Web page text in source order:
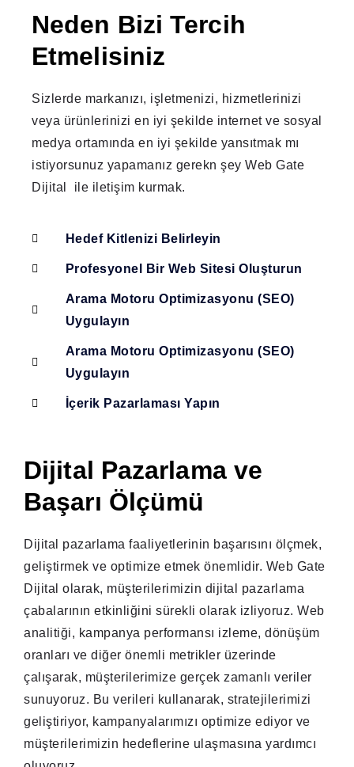
Neden Bizi Tercih
Etmelisiniz
Sizlerde markanızı, işletmenizi, hizmetlerinizi
veya ürünlerinizi en iyi şekilde internet ve sosyal
medya ortamında en iyi şekilde yansıtmak mı
istiyorsunuz yapamanız gerekn şey Web Gate
Dijital ile iletişim kurmak.
Hedef Kitlenizi Belirleyin
Profesyonel Bir Web Sitesi Oluşturun
Arama Motoru Optimizasyonu (SEO)
Uygulayın
Arama Motoru Optimizasyonu (SEO)
Uygulayın
İçerik Pazarlaması Yapın
Dijital Pazarlama ve
Başarı Ölçümü
Dijital pazarlama faaliyetlerinin başarısını ölçmek,
geliştirmek ve optimize etmek önemlidir. Web Gate
Dijital olarak, müşterilerimizin dijital pazarlama
çabalarının etkinliğini sürekli olarak izliyoruz. Web
analitiği, kampanya performansı izleme, dönüşüm
oranları ve diğer önemli metrikler üzerinde
çalışarak, müşterilerimize gerçek zamanlı veriler
sunuyoruz. Bu verileri kullanarak, stratejilerimizi
geliştiriyor, kampanyalarımızı optimize ediyor ve
müşterilerimizin hedeflerine ulaşmasına yardımcı